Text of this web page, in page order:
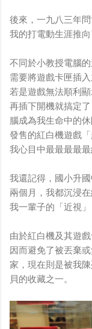
後來，一九八三年
我的打電動生涯推向
不同於小教授電腦
需要將遊戲卡匣插
若是遊戲無法順利
再插下開機就搞定
腦成為我生命中的
發售的紅白機遊戲
我心目中最最最最
我還記得，國小升
兩個月，我都沉浸
我一輩子的「近視」
由於紅白機及其遊
因而避免了被丟棄
家，現在則是被我
貝的收藏之一。